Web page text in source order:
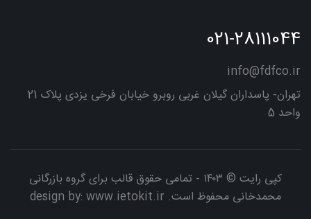
021-28111044
info@fdfco.ir
تهران- پاسداران گیلان غربی روبرو خیابان فرخی یزدی پلاک 21
واحد 5
کپی رایت © ۱۴۰۳ - تمامی حقوق قالب برای گروه بازرگانی
محمدخانی محفوظ است. design by: www.ietokit.ir